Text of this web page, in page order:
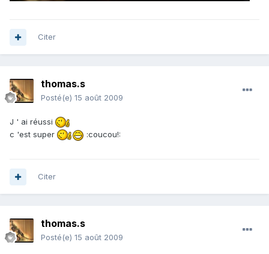
Citer
thomas.s
Posté(e) 15 août 2009
J ' ai réussi
c 'est super
:coucou!:
Citer
thomas.s
Posté(e) 15 août 2009